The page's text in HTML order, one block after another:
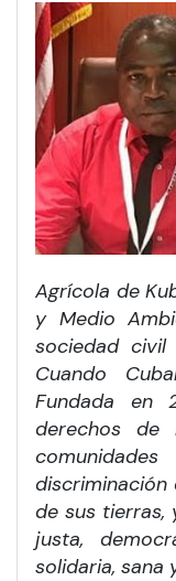
Agrícola de
y Medio
sociedad
Cuando
Fundada en
derechos de
discriminación
de sus tierras,
justa,
solidaria, sana